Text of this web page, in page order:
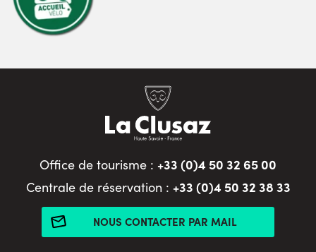
Office de tourisme : +33 (0)4 50 32 65 00
Centrale de réservation : +33 (0)4 50 32 38 33
NOUS CONTACTER PAR MAIL